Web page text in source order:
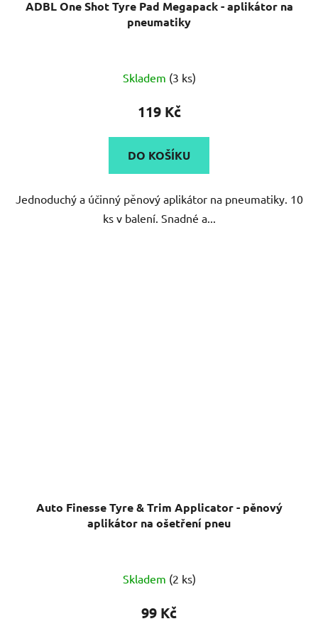
ADBL One Shot Tyre Pad Megapack - aplikátor na
pneumatiky
hodnocení
produktu
5,0
z
hvězdiček.
Skladem (3 ks)
119 Kč
DO KOŠÍKU
Jednoduchý a účinný pěnový aplikátor na pneumatiky. 10
ks v balení. Snadné a...
Auto Finesse Tyre & Trim Applicator - pěnový
aplikátor na ošetření pneu
hodnocení
produktu
Skladem (2 ks)
99 Kč